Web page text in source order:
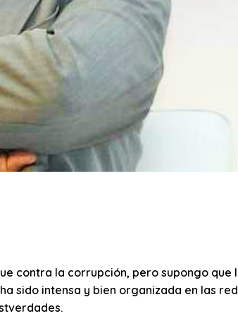
contra la corrupción, pero supongo que
sido intensa y bien organizada en las